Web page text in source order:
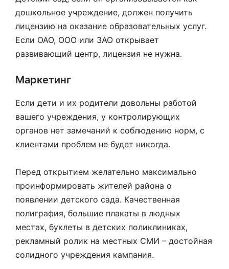
дошкольное учреждение, должен получить
лицензию на оказание образовательных услуг.
Если ОАО, ООО или ЗАО открывает
развивающий центр, лицензия не нужна.
Маркетинг
Если дети и их родители довольны работой
вашего учреждения, у контролирующих
органов нет замечаний к соблюдению норм, с
клиентами проблем не будет никогда.
Перед открытием желательно максимально
проинформировать жителей района о
появлении детского сада. Качественная
полиграфия, большие плакаты в людных
местах, буклеты в детских поликлиниках,
рекламный ролик на местных СМИ – достойная
солидного учреждения кампания.